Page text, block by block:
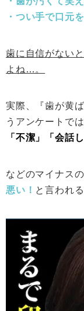
・つい手で口元
歯に自信がない
よね…。
実際、『歯が黄
うアンケートでは
「不潔」「会話
などのマイナス
悪い！ と言われ